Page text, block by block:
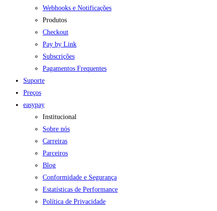
Webhooks e Notificações
Produtos
Checkout
Pay by Link
Subscrições
Pagamentos Frequentes
Suporte
Preços
easypay
Institucional
Sobre nós
Carreiras
Parceiros
Blog
Conformidade e Segurança
Estatísticas de Performance
Política de Privacidade